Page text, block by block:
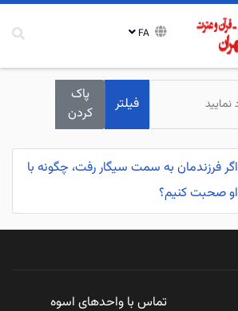
فیلتر
پاک
کردن
اگر فرزندمان به سمت سیگار رفت، چگونه با
او صحبت کنیم؟
تماس با واحدهای اسوه